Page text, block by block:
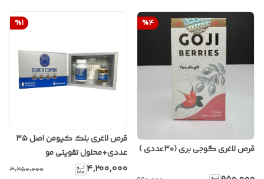
%4
قرص لاغری گوجی بری (۳۰عددی )
%1
قرص لاغری بلک کیومن اصل ۳۵
عددی+محلول تقویتی مو
۴٬۲۰۰٬۰۰۰ ۴٬۲۵۰٬۰۰۰